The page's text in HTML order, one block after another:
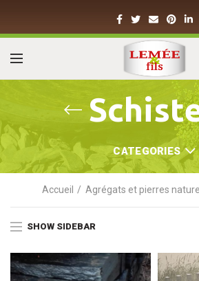
CATEGORIES
Accueil Agrégats et pierres
SHOW SIDEBAR